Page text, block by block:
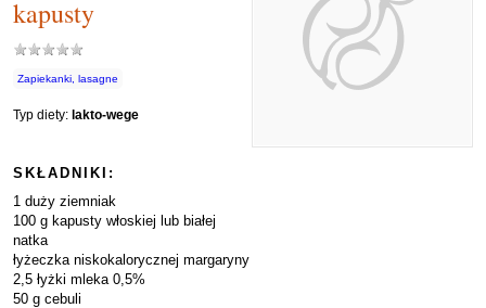
kapusty
Zapiekanki, lasagne
Typ diety: lakto-wege
SKŁADNIKI:
1 duży ziemniak
100 g kapusty włoskiej lub białej
natka
łyżeczka niskokalorycznej margaryny
2,5 łyżki mleka 0,5%
50 g cebuli